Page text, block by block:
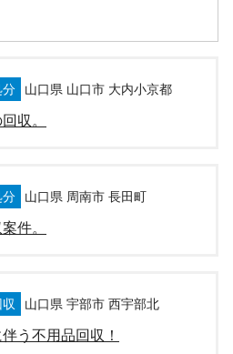
分 山口県 山口市 大内小京都
収。
分 山口県 周南市 長田町
件。
山口県 宇部市 西宇部北
う不用品回収！